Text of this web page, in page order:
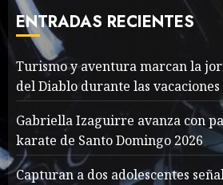
7
Fall 2018
MAYO 16, 2024
1
Searching
forgotten
War Two
MAYO 14, 2024
ENTRADAS RECIENTES
Turismo y aventura marcan la
del Diablo durante las vacaciones
Gabriella Izaguirre avanza con
karate de Santo Domingo 2026
Capturan a dos adolescentes